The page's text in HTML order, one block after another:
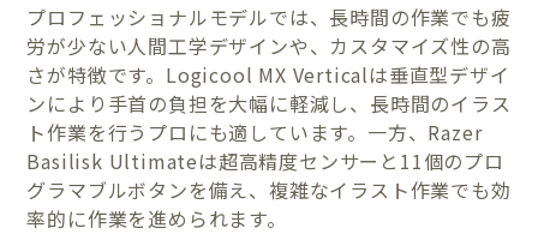
プロフェッショナルモデルでは、長時間の作業でも疲
労が少ない人間工学デザインや、カスタマイズ性の高
さが特徴です。Logicool MX Verticalは垂直型デザイ
ンにより手首の負担を大幅に軽減し、長時間のイラス
ト作業を行うプロにも適しています。一方、Razer
Basilisk Ultimateは超高精度センサーと11個のプロ
グラマブルボタンを備え、複雑なイラスト作業でも効
率的に作業を進められます。